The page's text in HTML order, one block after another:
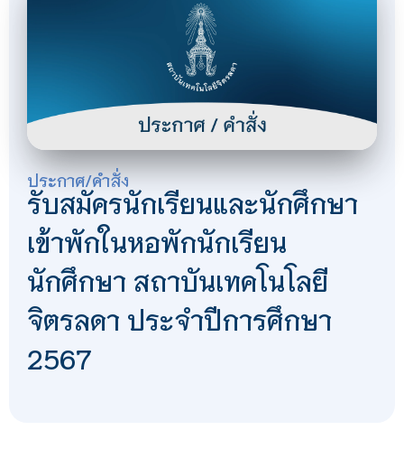
ประกาศ/คำสั่ง
รับสมัครนักเรียนและนักศึกษา
เข้าพักในหอพักนักเรียน
นักศึกษา สถาบันเทคโนโลยี
จิตรลดา ประจำปีการศึกษา
2567